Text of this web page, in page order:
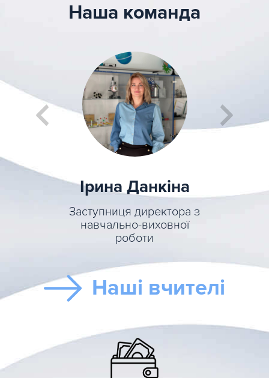
Наша команда
Ірина Данкіна
Заступниця директора з
навчально-виховної
роботи
Наші вчителі